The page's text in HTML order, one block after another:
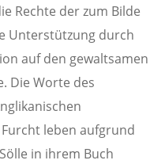
Rechte der zum Bilde
Unterstützung durch
auf den gewaltsamen
Die Worte des
leben aufgrund
in ihrem Buch